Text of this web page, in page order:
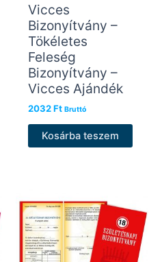
Vicces
Bizonyítvány –
Tökéletes
Feleség
Bizonyítvány –
Vicces Ajándék
2032Ft Bruttó
Kosárba teszem